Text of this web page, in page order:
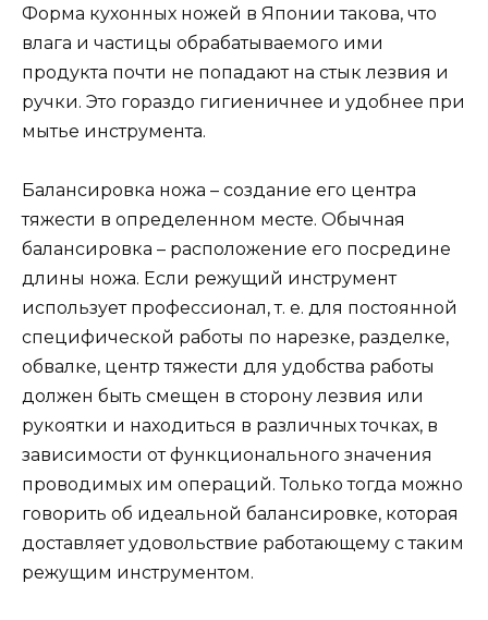
Форма кухонных ножей в Японии такова, что
влага и частицы обрабатываемого ими
продукта почти не попадают на стык лезвия и
ручки. Это гораздо гигиеничнее и удобнее при
мытье инструмента.
Балансировка ножа – создание его центра
тяжести в определенном месте. Обычная
балансировка – расположение его посредине
длины ножа. Если режущий инструмент
использует профессионал, т. е. для постоянной
специфической работы по нарезке, разделке,
обвалке, центр тяжести для удобства работы
должен быть смещен в сторону лезвия или
рукоятки и находиться в различных точках, в
зависимости от функционального значения
проводимых им операций. Только тогда можно
говорить об идеальной балансировке, которая
доставляет удовольствие работающему с таким
режущим инструментом.